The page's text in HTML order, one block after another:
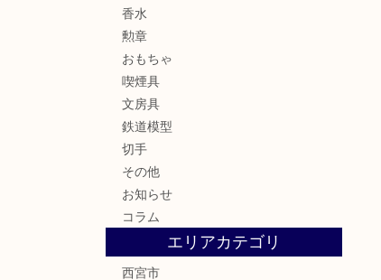
香水
勲章
おもちゃ
喫煙具
文房具
鉄道模型
切手
その他
お知らせ
コラム
エリアカテゴリ
西宮市